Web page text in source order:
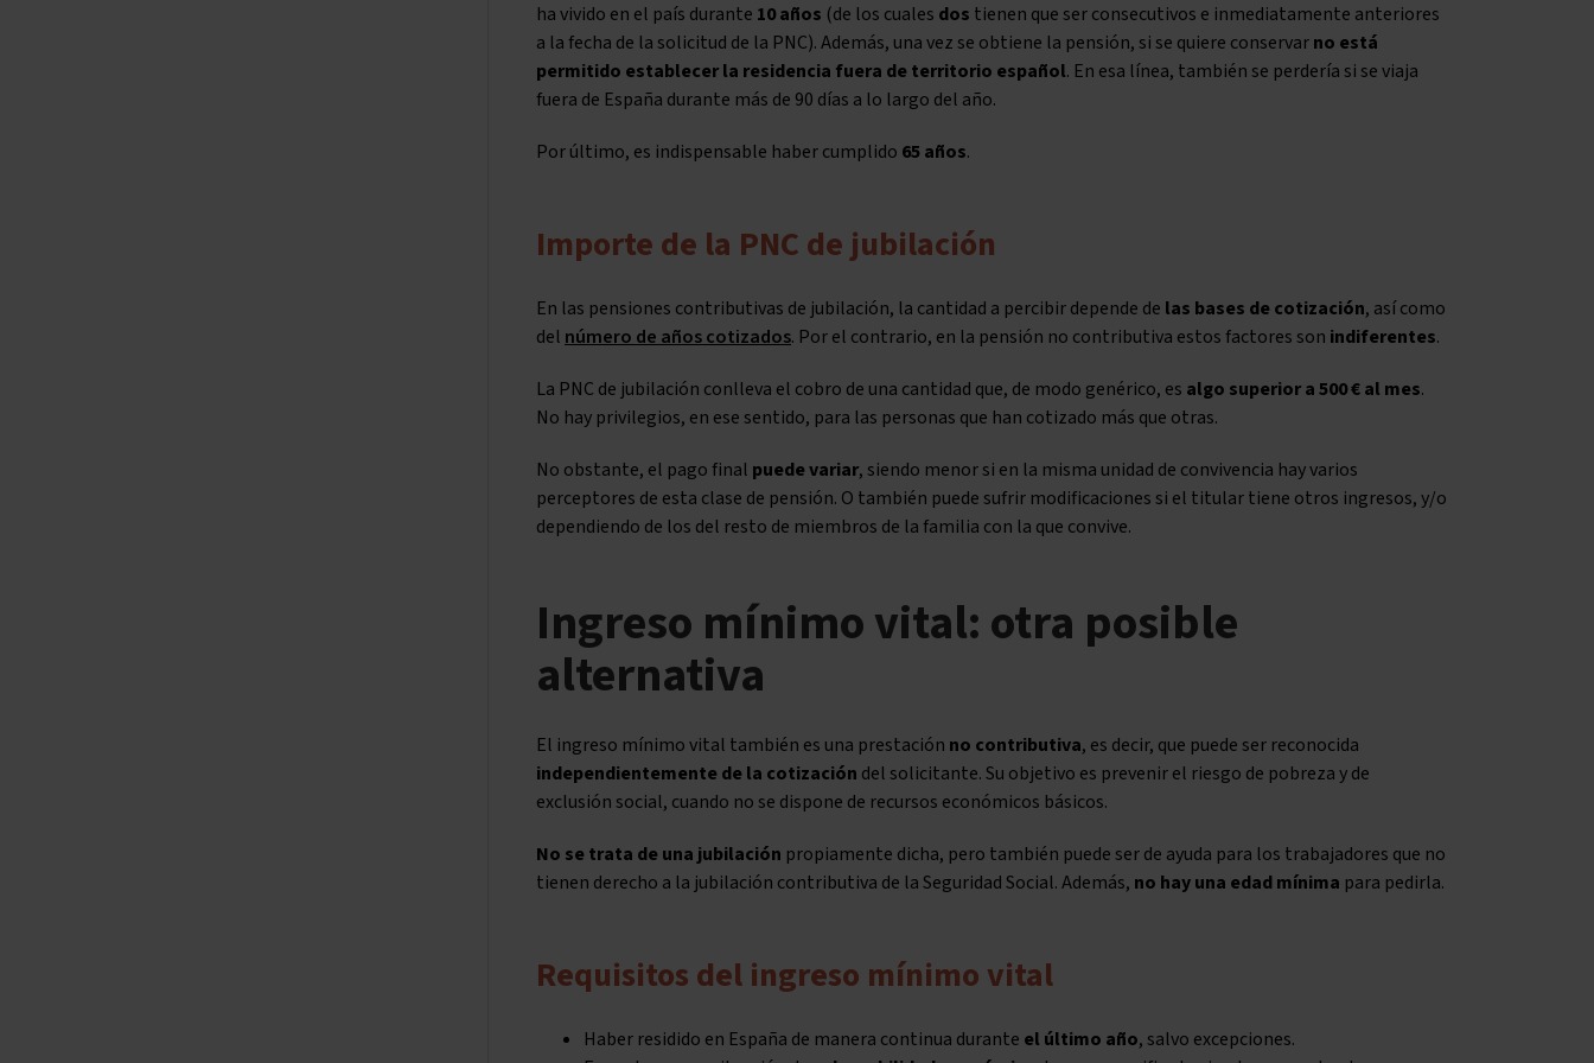
ha vivido en el país durante 10 años (de los cuales dos tienen que ser consecutivos e inmediatamente anteriores
a la fecha de la solicitud de la PNC). Además, una vez se obtiene la pensión, si se quiere conservarno está
permitido establecer la residencia fuera de territorio español. En esa línea, también se perdería si se viaja
fuera de España durante más de 90 días a lo largo del año.
Por último, es indispensable haber cumplido 65 años.
Importe de la PNC de jubilación
En las pensiones contributivas de jubilación, la cantidad a percibir depende de las bases de cotización, así como
del número de años cotizados. Por el contrario, en la pensión no contributiva estos factores son indiferentes.
La PNC de jubilación conlleva el cobro de una cantidad que, de modo genérico, es algo superior a 500 € al mes.
No hay privilegios, en ese sentido, para las personas que han cotizado más que otras.
No obstante, el pago final puede variar, siendo menor si en la misma unidad de convivencia hay varios
perceptores de esta clase de pensión. O también puede sufrir modificaciones si el titular tiene otros ingresos, y/o
dependiendo de los del resto de miembros de la familia con la que convive.
Ingreso mínimo vital: otra posible
alternativa
El ingreso mínimo vital también es una prestación no contributiva, es decir, que puede ser reconocida
independientemente de la cotización del solicitante. Su objetivo es prevenir el riesgo de pobreza y de
exclusión social, cuando no se dispone de recursos económicos básicos.
No se trata de una jubilación propiamente dicha, pero también puede ser de ayuda para los trabajadores que no
tienen derecho a la jubilación contributiva de la Seguridad Social. Además, no hay una edad mínima para pedirla.
Requisitos del ingreso mínimo vital
Haber residido en España de manera continua durante el último año, salvo excepciones.